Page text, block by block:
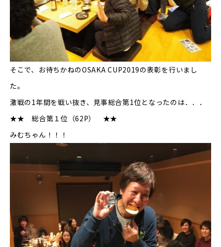
そこで、お待ちかねのOSAKA CUP2019の表彰を行いまし
た。
激戦の1年間を戦い抜き、見事総合第1位となったのは．．．
★★ 総合第１位（62P） ★★
みむちゃん！！！